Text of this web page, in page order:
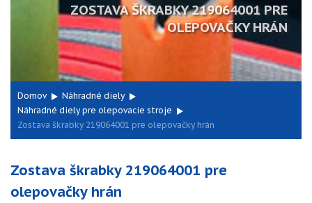
ZOSTAVA ŠKRABKY 219064001 PRE
OLEPOVAČKY HRÁN
Domov
Náhradné diely
Náhradné diely pre olepovacie stroje
Zostava škrabky 219064001 pre olepovačky hrán
Zostava škrabky 219064001 pre
olepovačky hrán